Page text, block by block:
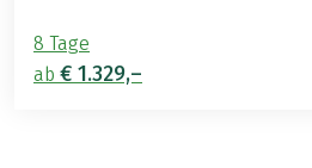
8 Tage
ab € 1.329,–